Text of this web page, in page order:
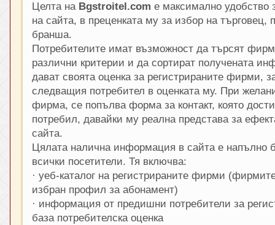
Целта на Bgstroitel.com е максимално удобство
на сайта, в преценката му за избор на търговец,
бранша.
Потребителите имат възможност да търсят
различни критерии и да сортират получената
дават своята оценка за регистрираните фирми,
следващия потребител в оценката му. При
фирма, се попълва форма за контакт, която
потребил, давайки му реална представа за
сайта.
Цялата налична информация в сайта е напълно
всички посетители. Тя включва:
· уеб-каталог на регистрираните фирми
избран профил за абонамент)
· информация от предишни потребители за
база потребителска оценка